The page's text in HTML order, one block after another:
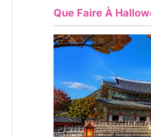
Que Faire À